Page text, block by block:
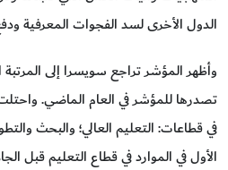
الدول الأخرى لسد الفجوات المعرفية
تصدرها للمؤشر في العام الماضي. واحتلت
في قطاعات: التعليم العالي؛ والبحث
الأول في الموارد في قطاع التعليم قبل